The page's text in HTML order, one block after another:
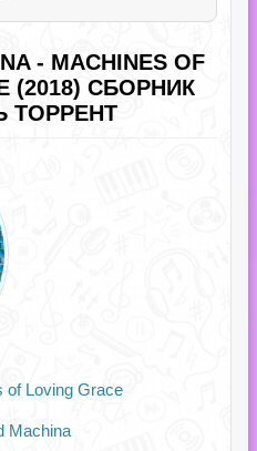
- MACHINES OF
(2018) СБОРНИК
ТОРРЕНТ
of Loving Grace
Machina